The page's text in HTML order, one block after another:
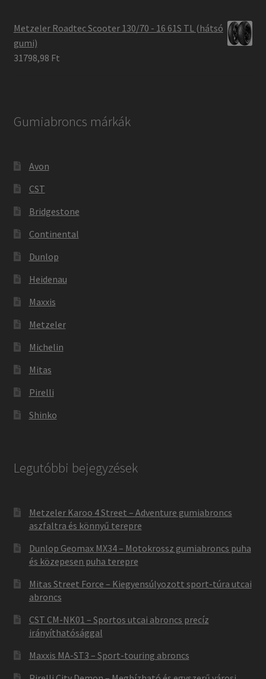
Metzeler Roadtec Scooter 130/70 - 16 61S TL (hátsó
gumi)
31798,98 Ft
Gumiabroncs márkák
Avon
CST
Bridgestone
Continental
Dunlop
Heidenau
Maxxis
Metzeler
Michelin
Mitas
Pirelli
Shinko
Legutóbbi bejegyzések
Metzeler Karoo 4 Street – Adventure gumiabroncs
aszfaltra és könnyű terepre
Dunlop Geomax MX34 – Motokrossz gumiabroncs puha
és közepesen puha terepre
Mitas Street Force – Kiegyensúlyozott sport-túra utcai
abroncs
CST CM-NK01 – Sportos utcai abroncs precíz
irányíthatósággal
Maxxis MA-ST3 – Sport-touring abroncs